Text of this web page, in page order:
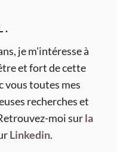
je m'intéresse à
et fort de cette
vous toutes mes
recherches et
moi surla
Linkedin.